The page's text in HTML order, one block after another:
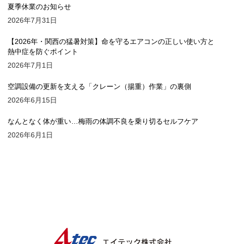
夏季休業のお知らせ
2026年7月31日
【2026年・関西の猛暑対策】命を守るエアコンの正しい使い方と
熱中症を防ぐポイント
2026年7月1日
空調設備の更新を支える「クレーン（揚重）作業」の裏側
2026年6月15日
なんとなく体が重い…梅雨の体調不良を乗り切るセルフケア
2026年6月1日